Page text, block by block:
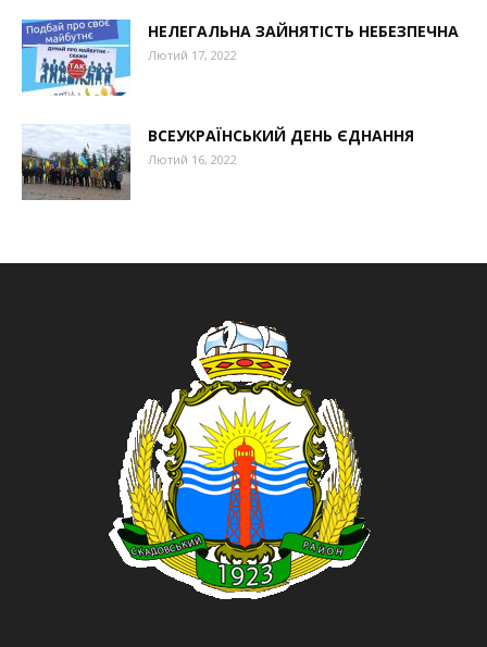
НЕЛЕГАЛЬНА ЗАЙНЯТІСТЬ НЕБЕЗПЕЧНА
Лютий 17, 2022
ВСЕУКРАЇНСЬКИЙ ДЕНЬ ЄДНАННЯ
Лютий 16, 2022